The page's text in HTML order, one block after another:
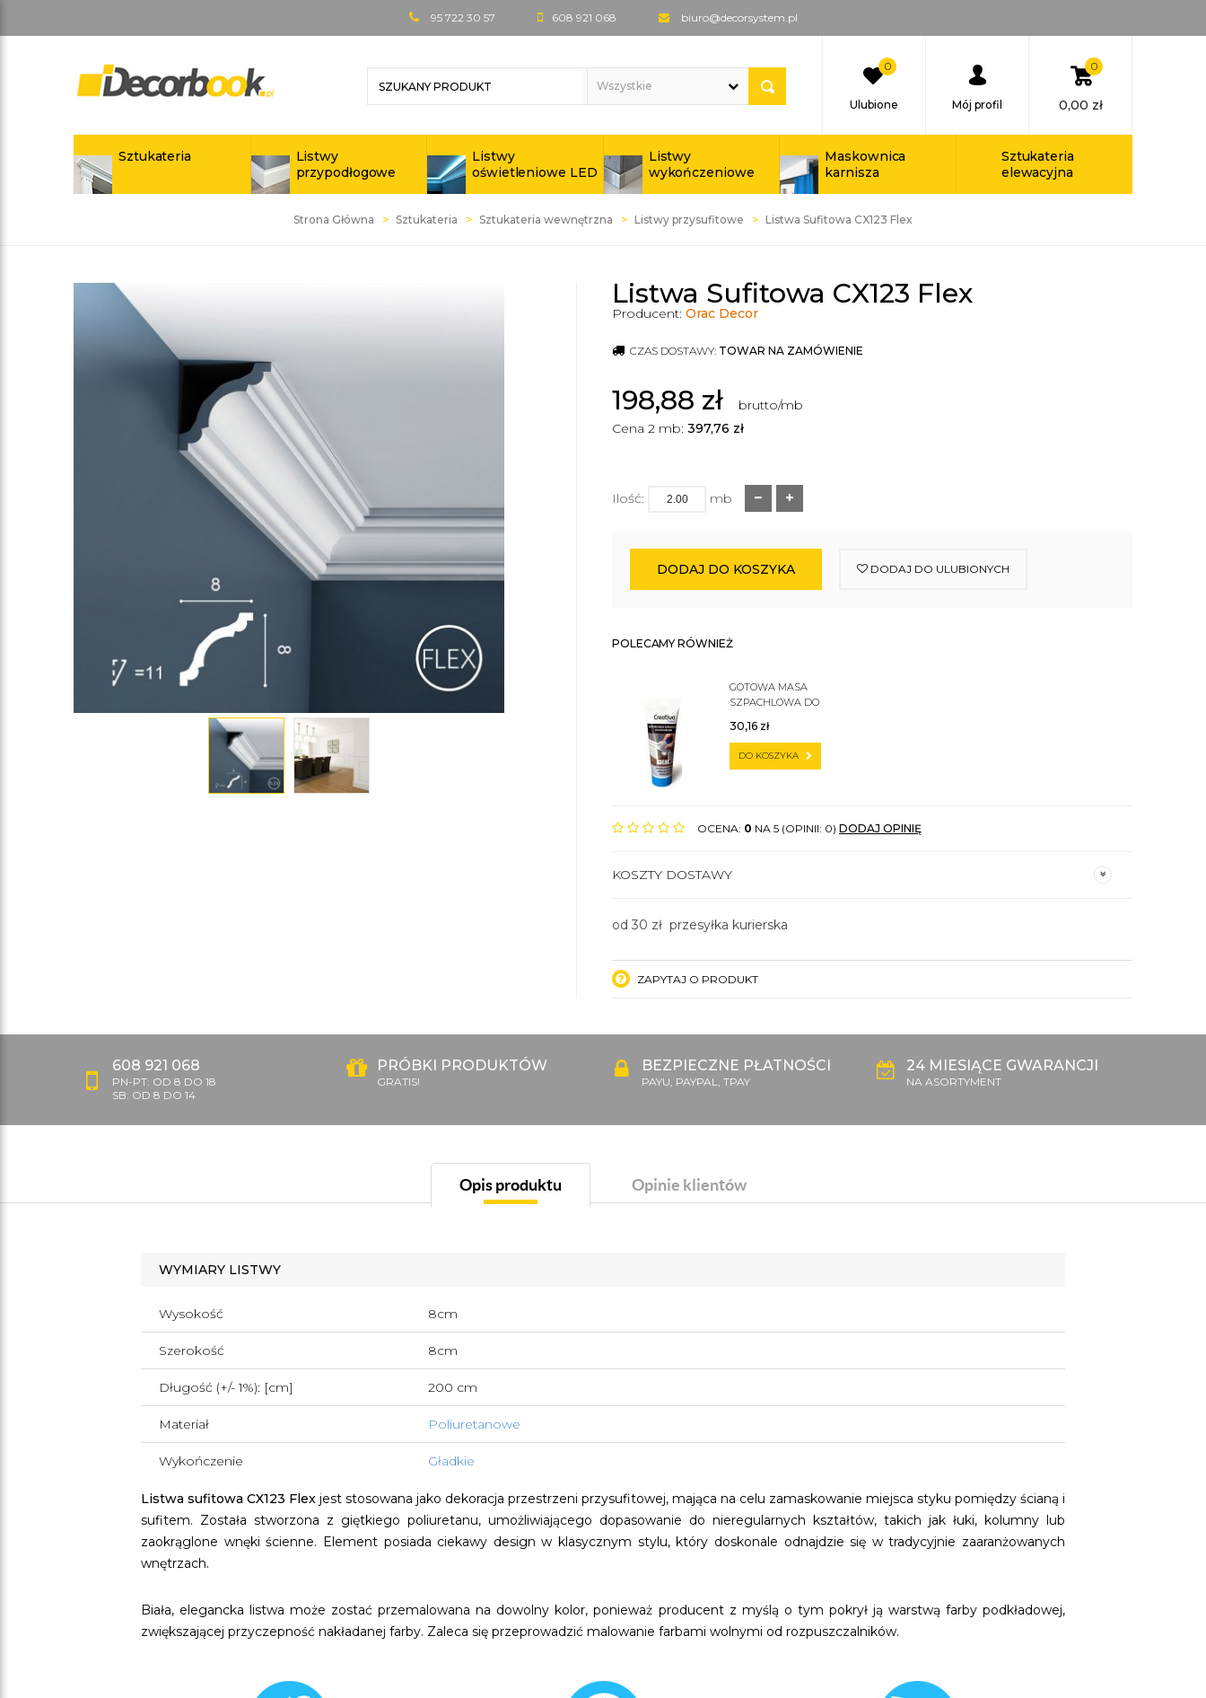
95 722 30 57 608 921 068 biuro@decorsystem.pl
0
Ulubione Mój profil
0
0,00 zł
Sztukateria
Listwy
przypodłogowe
Listwy
oświetleniowe LED
Listwy
wykończeniowe
Maskownica
karnisza
Sztukateria
elewacyjna
Strona Główna Sztukateria Sztukateria wewnętrzna Listwy przysufitowe Listwa Sufitowa CX123 Flex
Listwa Sufitowa CX123 Flex
Producent: Orac Decor
CZAS DOSTAWY: TOWAR NA ZAMÓWIENIE
198,88 zł
brutto/mb
Cena 2 mb: 397,76 zł
Ilość: mb
DODAJ DO KOSZYKA DODAJ DO ULUBIONYCH
POLECAMY RÓWNIEŻ
GOTOWA MASA
SZPACHLOWA DO
30,16 zł
DO KOSZYKA
OCENA: 0 NA 5 (OPINII: 0) DODAJ OPINIĘ
KOSZTY DOSTAWY
od 30 zł przesyłka kurierska
ZAPYTAJ O PRODUKT
608 921 068
PN-PT: OD 8 DO 18
SB: OD 8 DO 14
PRÓBKI PRODUKTÓW
GRATIS!
BEZPIECZNE PŁATNOŚCI
PAYU, PAYPAL, TPAY
24 MIESIĄCE GWARANCJI
NA ASORTYMENT
Opis produktu Opinie klientów
WYMIARY LISTWY
Wysokość 8cm
Szerokość 8cm
Długość (+/- 1%): [cm] 200 cm
Materiał Poliuretanowe
Wykończenie Gładkie
Listwa sufitowa CX123 Flex jest stosowana jako dekoracja przestrzeni przysufitowej, mająca na celu zamaskowanie miejsca styku pomiędzy ścianą i
sufitem. Została stworzona z giętkiego poliuretanu, umożliwiającego dopasowanie do nieregularnych kształtów, takich jak łuki, kolumny lub
zaokrąglone wnęki ścienne. Element posiada ciekawy design w klasycznym stylu, który doskonale odnajdzie się w tradycyjnie zaaranżowanych
wnętrzach.
Biała, elegancka listwa może zostać przemalowana na dowolny kolor, ponieważ producent z myślą o tym pokrył ją warstwą farby podkładowej,
zwiększającej przyczepność nakładanej farby. Zaleca się przeprowadzić malowanie farbami wolnymi od rozpuszczalników.